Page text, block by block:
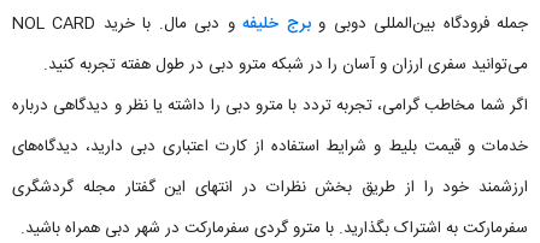
جمله فرودگاه بین‌المللی دوبی وبرج خلیفه
و دبی مال. با خرید NOL CARD
می‌توانید سفری ارزان و آسان را در شبکه مترو دبی در طول هفته تجربه کنید.
اگر شما مخاطب گرامی، تجربه تردد با مترو دبی را داشته یا نظر و دیدگاهی درباره
خدمات و قیمت بلیط و شرایط استفاده از کارت اعتباری دبی دارید، دیدگاه‌های
ارزشمند خود را از طریق بخش نظرات در انتهای این گفتار مجله گردشگری
سفرمارکت به اشتراک بگذارید. با مترو گردی سفرمارکت در شهر دبی همراه باشید.